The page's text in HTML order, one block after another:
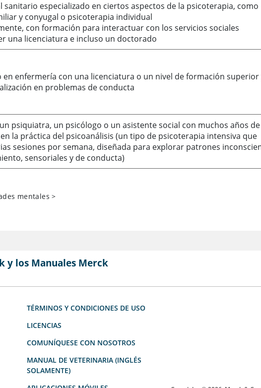
sanitario especializado en ciertos aspectos de la psicoterapia, como
y conyugal o psicoterapia individual
con formación para interactuar con los servicios sociales
una licenciatura e incluso un doctorado
en enfermería con una licenciatura o un nivel de formación superior
en problemas de conducta
psiquiatra, un psicólogo o un asistente social con muchos años de
la práctica del psicoanálisis (un tipo de psicoterapia intensiva que
sesiones por semana, diseñada para explorar patrones
sensoriales y de conducta)
mentales >
y los Manuales Merck
TÉRMINOS Y CONDICIONES DE USO
LICENCIAS
COMUNÍQUESE CON NOSOTROS
MANUAL DE VETERINARIA (INGLÉS
SOLAMENTE)